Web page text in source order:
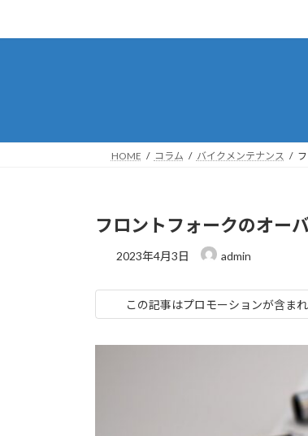
キ
に
HOME コラム バイクメンテナンス
フロントフォークのオー
2023年4月3日 admin
この記事はプロモーションが含まれ